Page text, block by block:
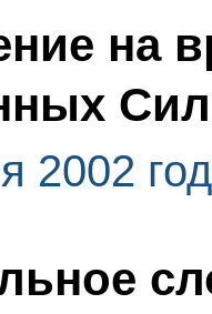
на
Сил
2002